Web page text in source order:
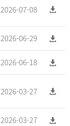
2026-07-08
2026-06-29
2026-06-18
2026-03-27
2026-03-27